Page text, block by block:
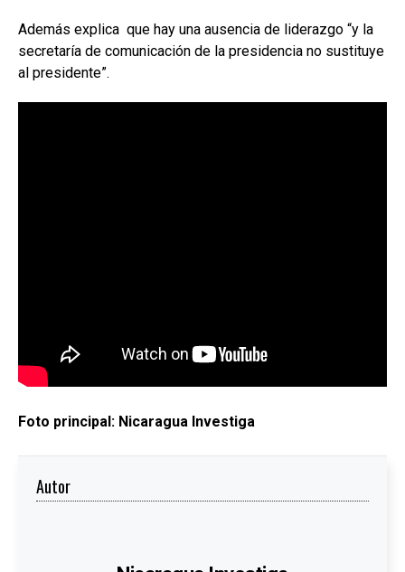
Además explica que hay una ausencia de liderazgo “y la
secretaría de comunicación de la presidencia no sustituye
al presidente”.
Foto principal: Nicaragua Investiga
Autor